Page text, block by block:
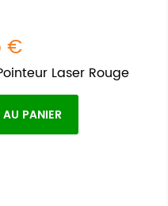
€
Laser Rouge
PANIER